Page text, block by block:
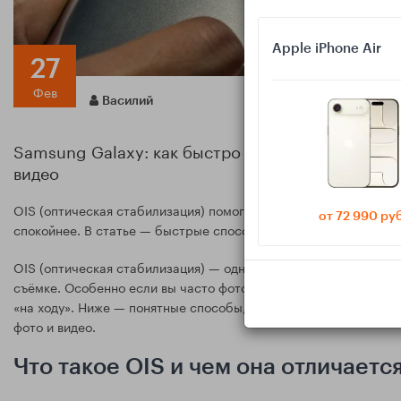
27
Фев Василий
Samsung Galaxy: как быстро проверить, есть
видео
OIS (оптическая стабилизация) помогает Samsung Galaxy
спокойнее. В статье — быстрые способы проверить OIS в
OIS (оптическая стабилизация) — одна из тех характеристик
съёмке. Особенно если вы часто фотографируете дома при
«на ходу». Ниже — понятные способы, как быстро проверить,
фото и видео.
Что такое OIS и чем она
Apple iPhone Air
от 72 990